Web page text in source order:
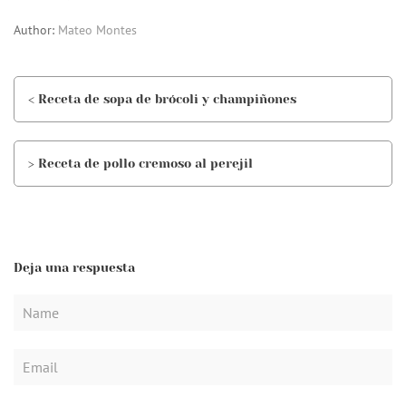
Author: Mateo Montes
< Receta de sopa de brócoli y champiñones
> Receta de pollo cremoso al perejil
Deja una respuesta